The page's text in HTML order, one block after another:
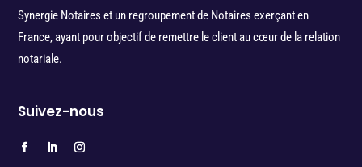
Synergie Notaires et un regroupement de Notaires exerçant en
France, ayant pour objectif de remettre le client au cœur de la relation
notariale.
Suivez-nous